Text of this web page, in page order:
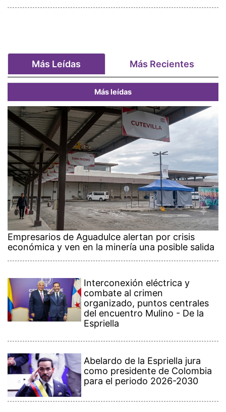
Más Leídas Más Recientes
Más leídas
Empresarios de Aguadulce alertan por crisis
económica y ven en la minería una posible salida
Interconexión eléctrica y
combate al crimen
organizado, puntos centrales
del encuentro Mulino - De la
Espriella
Abelardo de la Espriella jura
como presidente de Colombia
para el periodo 2026-2030